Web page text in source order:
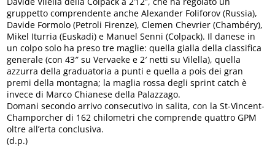
gruppetto comprendente anche Alexander Foliforov (Russia),
Davide Formolo (Petroli Firenze), Clemen Chevrier (Chambéry),
Mikel Iturria (Euskadi) e Manuel Senni (Colpack). Il danese in
un colpo solo ha preso tre maglie: quella gialla della classifica
generale (con 43″ su Vervaeke e 2′ netti su Vilella), quella
azzurra della graduatoria a punti e quella a pois dei gran
premi della montagna; la maglia rossa degli sprint catch è
invece di Marco Chianese della Palazzago.
Domani secondo arrivo consecutivo in salita, con la St-Vincent-
Champorcher di 162 chilometri che comprende quattro GPM
oltre all’erta conclusiva.
(d.p.)